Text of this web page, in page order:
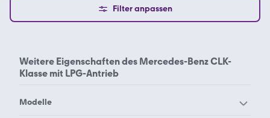
Filter anpassen
Weitere Eigenschaften des Mercedes-Benz CLK-
Klasse mit LPG-Antrieb
Modelle